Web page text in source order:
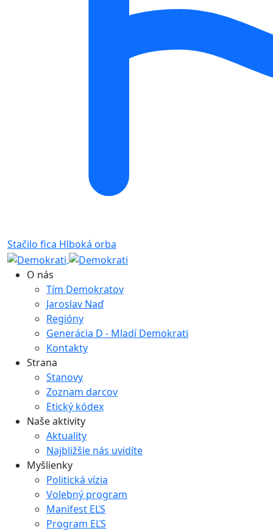
Stačilo fica Hlboká orba
O nás
Tím Demokratov
Jaroslav Naď
Regióny
Generácia D - Mladí Demokrati
Kontakty
Strana
Stanovy
Zoznam darcov
Etický kódex
Naše aktivity
Aktuality
Najbližšie nás uvidíte
Myšlienky
Politická vízia
Volebný program
Manifest EĽS
Program EĽS